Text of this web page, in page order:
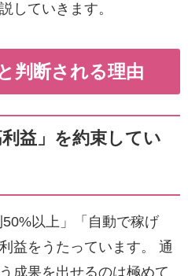
していきます。
判断される理由
益」を約束してい
以上」「自動で稼げ
益をうたっています。 通
成果を出せるのは極めて